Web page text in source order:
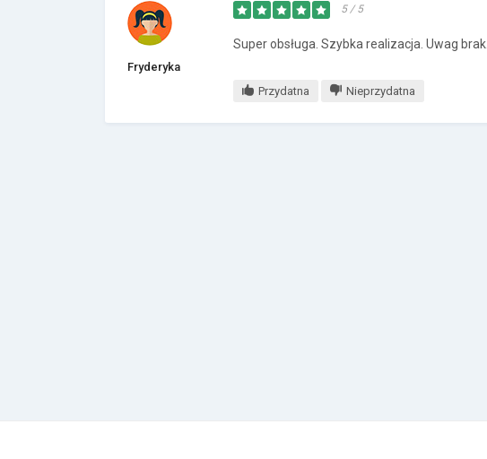
Fryderyka
5 / 5
Super obsługa. Szybka realizacja. Uwag brak.
Przydatna Nieprzydatna